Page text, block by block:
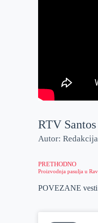
RTV Santos
Autor:
PRETHODNO
Proizvodnja pasulja u
POVEZANE vesti